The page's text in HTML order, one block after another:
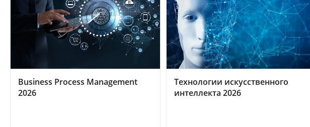
Business Process Management
2026
Технологии искусственного
интеллекта 2026